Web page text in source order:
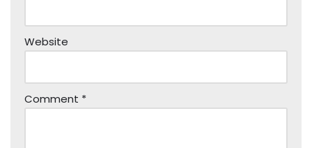
Website
Comment *